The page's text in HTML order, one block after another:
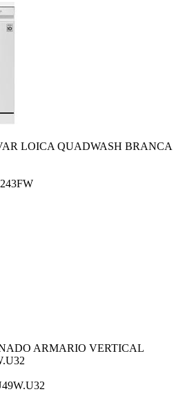
LOICA QUADWASH BRANCA
ARMARIO VERTICAL